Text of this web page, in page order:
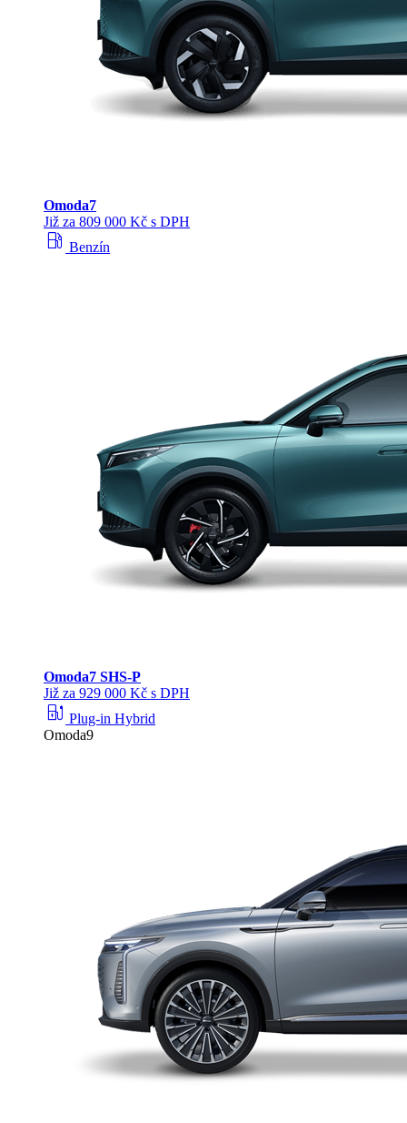
Omoda7
Již za 809 000 Kč s DPH
local_gas_station Benzín
Omoda7 SHS-P
Již za 929 000 Kč s DPH
ev_station Plug-in Hybrid
Omoda9